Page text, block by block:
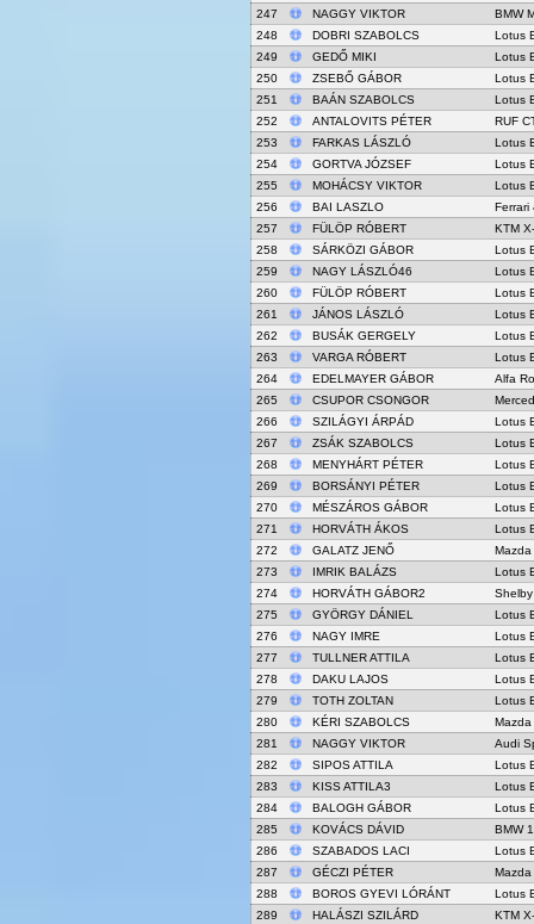
247
NAGGY VIKTOR
BMW
248
DOBRI SZABOLCS
Lotus
249
GEDŐ MIKI
Lotus
250
ZSEBŐ GÁBOR
Lotus
251
BAÁN SZABOLCS
Lotus
252
ANTALOVITS PÉTER
RUF
253
FARKAS LÁSZLÓ
Lotus
254
GORTVA JÓZSEF
Lotus
255
MOHÁCSY VIKTOR
Lotus
256
BAI LASZLO
Ferrari
257
FÜLÖP RÓBERT
KTM
258
SÁRKÖZI GÁBOR
Lotus
259
NAGY LÁSZLÓ46
Lotus
260
FÜLÖP RÓBERT
Lotus
261
JÁNOS LÁSZLÓ
Lotus
262
BUSÁK GERGELY
Lotus
263
VARGA RÓBERT
Lotus
264
EDELMAYER GÁBOR
Alfa
265
CSUPOR CSONGOR
266
SZILÁGYI ÁRPÁD
Lotus
267
ZSÁK SZABOLCS
Lotus
268
MENYHÁRT PÉTER
Lotus
269
BORSÁNYI PÉTER
Lotus
270
MÉSZÁROS GÁBOR
Lotus
271
HORVÁTH ÁKOS
Lotus
272
GALATZ JENŐ
Mazda
273
IMRIK BALÁZS
Lotus
274
HORVÁTH GÁBOR2
275
GYÖRGY DÁNIEL
Lotus
276
NAGY IMRE
Lotus
277
TULLNER ATTILA
Lotus
278
DAKU LAJOS
Lotus
279
TOTH ZOLTAN
Lotus
280
KÉRI SZABOLCS
Mazda
281
NAGGY VIKTOR
Audi
282
SIPOS ATTILA
Lotus
283
KISS ATTILA3
Lotus
284
BALOGH GÁBOR
Lotus
285
KOVÁCS DÁVID
BMW
286
SZABADOS LACI
Lotus
287
GÉCZI PÉTER
Mazda
288
BOROS GYEVI LÓRÁNT
Lotus
289
HALÁSZI SZILÁRD
KTM